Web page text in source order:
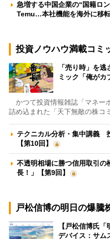
急増する中国企業の“国籍ロ
Temu…本社機能を海外に移
投資ノウハウ満載コミ
「売り時」を
ミック「俺がカ
かつて投資情報雑誌「マネー
詰め込まれた「天下無敵の株コ
テクニカル分析・集中講義
【第10回】
不透明相場に勝つ信用取引
長！」【第9回】
戸松信博の明日の爆騰
【戸松信博氏
デバイス：サム